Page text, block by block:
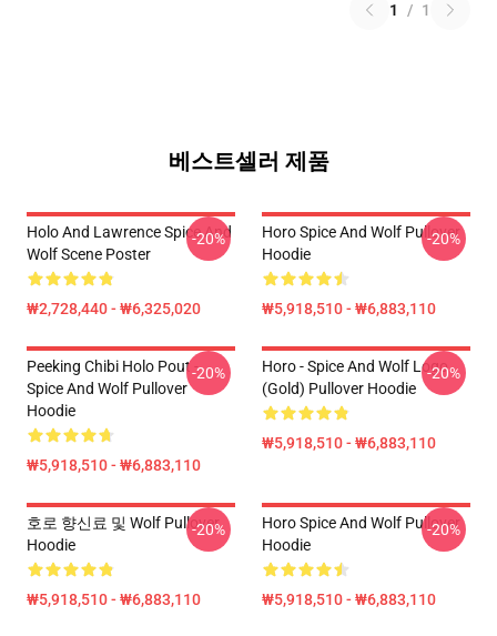
1 / 1
베스트셀러 제품
Holo And Lawrence Spice And
Wolf Scene Poster
₩2,728,440 - ₩6,325,020
-20%
Horo Spice And Wolf Pullover
Hoodie
₩5,918,510 - ₩6,883,110
-20%
Peeking Chibi Holo Pout -
Spice And Wolf Pullover
Hoodie
₩5,918,510 - ₩6,883,110
-20%
Horo - Spice And Wolf Logo
(Gold) Pullover Hoodie
₩5,918,510 - ₩6,883,110
-20%
호로 향신료 및 Wolf Pullover
Hoodie
₩5,918,510 - ₩6,883,110
-20%
Horo Spice And Wolf Pullover
Hoodie
₩5,918,510 - ₩6,883,110
-20%